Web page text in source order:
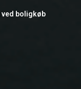
boligkøb